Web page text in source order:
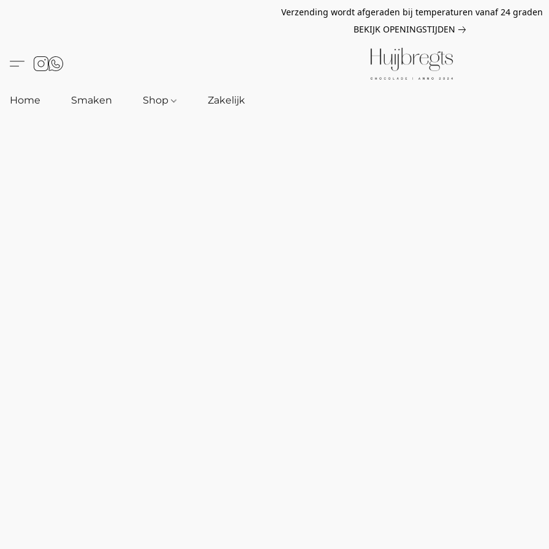
Verzending wordt afgeraden bij temperaturen vanaf 24 graden
BEKIJK OPENINGSTIJDEN
Home Smaken Shop Zakelijk